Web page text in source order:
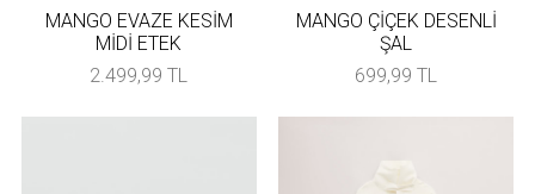
MANGO EVAZE KESİM
MİDİ ETEK
2.499,99 TL
MANGO ÇİÇEK DESENLİ
ŞAL
699,99 TL